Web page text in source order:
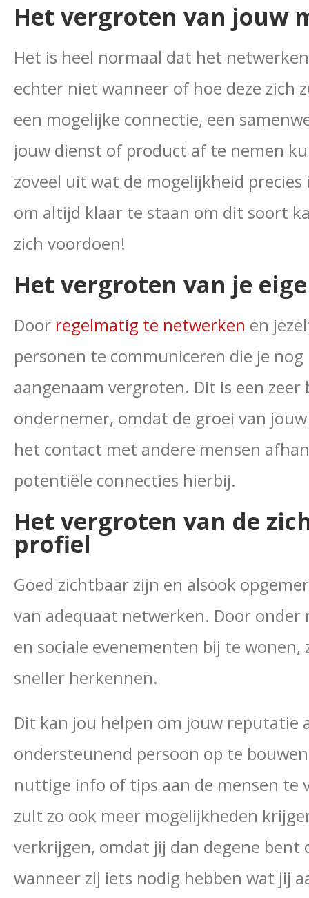
Het vergroten van jouw
Het is heel normaal dat het
echter niet wanneer of hoe deze zich
een ​​mogelijke connectie, een
jouw dienst of product af te nemen
zoveel uit wat de mogelijkheid
om altijd klaar te staan ​​om dit soort
zich voordoen!
Het vergroten van je
Door regelmatig te netwerken en
personen te communiceren die je
aangenaam vergroten. Dit is een zeer
ondernemer, omdat de groei van
het contact met andere mensen
potentiële connecties hierbij.
Het vergroten van de
profiel
Goed zichtbaar zijn en alsook
van adequaat netwerken. Door
en sociale evenementen bij te
sneller herkennen.
Dit kan jou helpen om jouw reputatie
ondersteunend persoon op te
nuttige info of tips aan de mensen te
zult zo ook meer mogelijkheden
verkrijgen, omdat jij dan degene
wanneer zij iets nodig hebben wat jij